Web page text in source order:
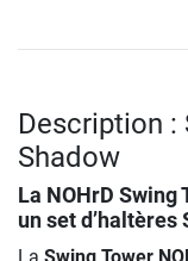
Description :
Shadow
La NOHrD Swing
un set d’haltères